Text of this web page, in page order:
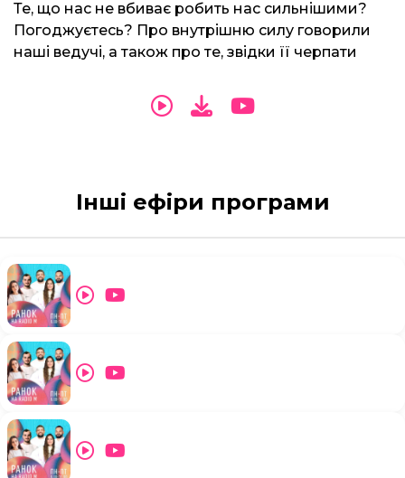
Те, що нас не вбиває робить нас сильнішими?
Погоджуєтесь? Про внутрішню силу говорили
наші ведучі, а також про те, звідки її черпати
Інші ефіри програми